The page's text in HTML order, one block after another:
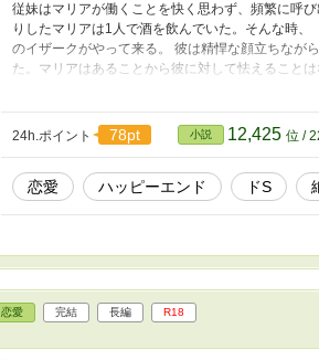
従妹はマリアが働くことを快く思わず、頻繁に呼
りしたマリアは1人で酒を飲んでいた。そんな時
のイザークがやって来る。 彼は精悍な顔立ちなが
た。マリアはあることから彼に対して怯えること
もありマリアはイザークに馴れ馴れしく
× 超エリートなのに強面、口下手なせいで縁談が
24h.ポイント
78pt 小説 12,425 位 /
恋愛 ハッピーエンド ドS
恋愛 完結 長編 R18